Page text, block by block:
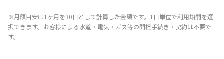
管理費：24,000円/月 (800円/日)
初期費用詳細料金
契約事務手数料
月額賃料目安詳細料金（30日利用）
賃料：81,000円/月 (2,700円/日)
光熱費：
清掃料：15,000円/回 (税抜)
※月額目安は1ヶ月を30日として計算した金額です。1日単位で利用期間を選
択できます。お客様による水道・電気・ガス等の開栓手続き・契約は不要で
す。